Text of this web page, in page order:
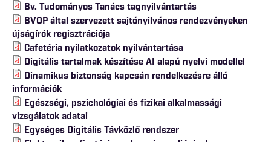
Bv. Tudományos Tanács tagnyilvántartás
BVOP által szervezett sajtónyilvános rendezvényeken
újságírók regisztrációja
Cafetéria nyilatkozatok nyilvántartása
Digitális tartalmak készítése AI alapú nyelvi modellel
Dinamikus biztonság kapcsán rendelkezésre álló
információk
Egészségi, pszichológiai és fizikai alkalmassági
vizsgálatok adatai
Egységes Digitális Távközlő rendszer